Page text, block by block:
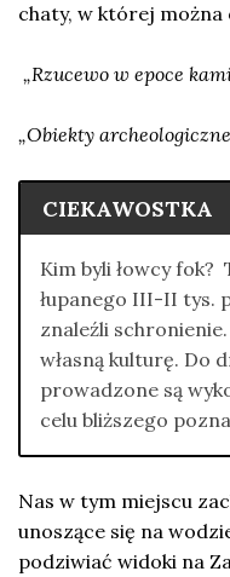
chaty, w której
„Rzucewo w epoce
„Obiekty
CIEKAWOSTKA
Kim byli łowcy fok?
łupanego III-II tys.
znaleźli
własną kulturę. Do
prowadzone są
celu bliższego
Nas w tym miejscu
unoszące się na
podziwiać widoki na